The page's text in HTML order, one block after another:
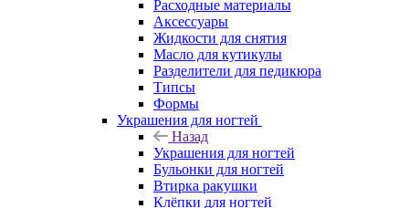
Расходные материалы
Аксессуары
Жидкости для снятия
Масло для кутикулы
Разделители для педикюра
Типсы
Формы
Украшения для ногтей
Назад
Украшения для ногтей
Бульонки для ногтей
Втирка ракушки
Клёпки для ногтей